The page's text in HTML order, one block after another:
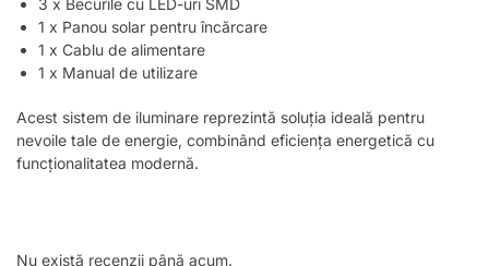
3 x Becurile cu LED-uri SMD
1 x Panou solar pentru încărcare
1 x Cablu de alimentare
1 x Manual de utilizare
Acest sistem de iluminare reprezintă soluția ideală pentru
nevoile tale de energie, combinând eficiența energetică cu
funcționalitatea modernă.
Nu există recenzii până acum.